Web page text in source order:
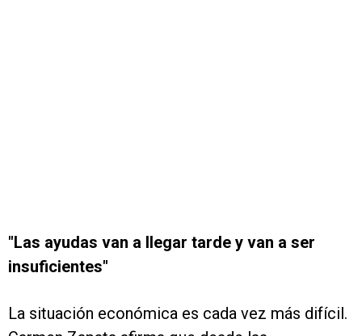
"Las ayudas van a llegar tarde y van a ser
insuficientes"
La situación económica es cada vez más difícil.